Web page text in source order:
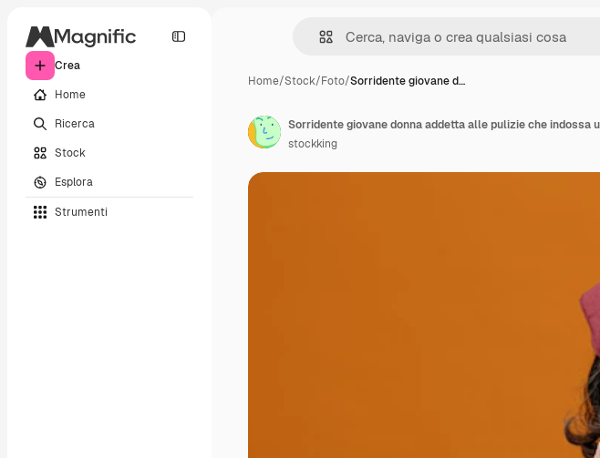
Crea
Home
Ricerca
Stock
Esplora
Strumenti
Home/Stock/Foto/Sorridente giovane d…
stockking